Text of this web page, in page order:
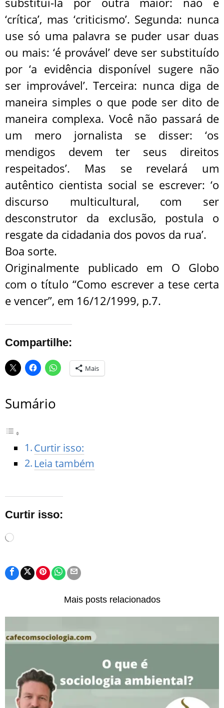
‘crítica’, mas ‘criticismo’. Segunda: nunca
use só uma palavra se puder usar duas
ou mais: ‘é provável’ deve ser substituído
por ‘a evidência disponível sugere não
ser improvável’. Terceira: nunca diga de
maneira simples o que pode ser dito de
maneira complexa. Você não passará de
um mero jornalista se disser: ‘os
mendigos devem ter seus direitos
respeitados’. Mas se revelará um
autêntico cientista social se escrever: ‘o
discurso multicultural, com ser
desconstrutor da exclusão, postula o
resgate da cidadania dos povos da rua’.
Boa sorte.
Originalmente publicado em O Globo
com o título “Como escrever a tese certa
e vencer”, em 16/12/1999, p.7.
Compartilhe:
Mais
Sumário
Curtir isso:
Leia também
Curtir isso:
Mais posts relacionados